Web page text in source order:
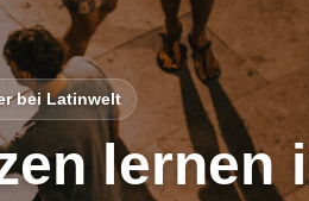
bei Latinwelt
lernen